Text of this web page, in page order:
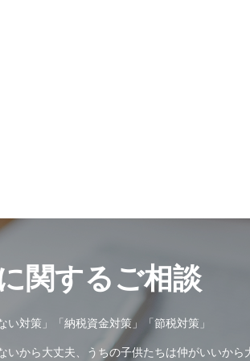
関するご相談
い対策」「納税資金対策」「節税対策」
いから大丈夫、うちの子供たちは仲がいいから